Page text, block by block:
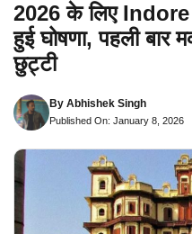
2026 के लिए Indore
हुई घोषणा, पहली बार
छुट्टी
By Abhishek Singh
Published On: January 8, 2026